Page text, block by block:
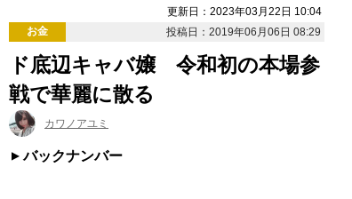
更新日：2023年03月22日 10:04
お金
投稿日：2019年06月06日 08:29
ド底辺キャバ嬢 令和初の本場参
戦で華麗に散る
カワノアユミ
バックナンバー